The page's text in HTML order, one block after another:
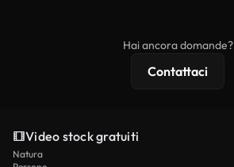
Hai ancora domande?
Contattaci
Video stock gratuiti
Natura